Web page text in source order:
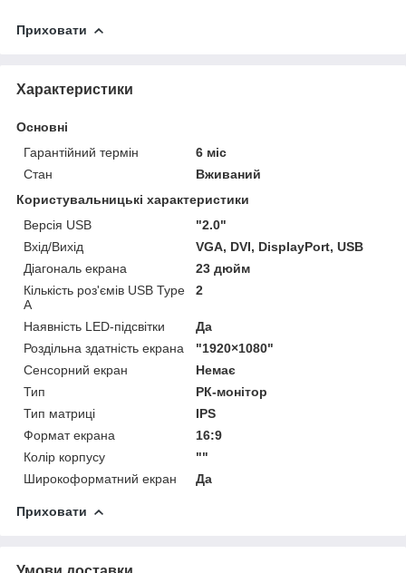
Приховати
Характеристики
Основні
Гарантійний термін
6 міс
Стан
Вживаний
Користувальницькі характеристики
Версія USB
"2.0"
Вхід/Вихід
VGA, DVI, DisplayPort, USB
Діагональ екрана
23 дюйм
Кількість роз'ємів USB Type
A
2
Наявність LED-підсвітки
Да
Роздільна здатність екрана
"1920×1080"
Сенсорний екран
Немає
Тип
РК-монітор
Тип матриці
IPS
Формат екрана
16:9
Колір корпусу
""
Широкоформатний екран
Да
Приховати